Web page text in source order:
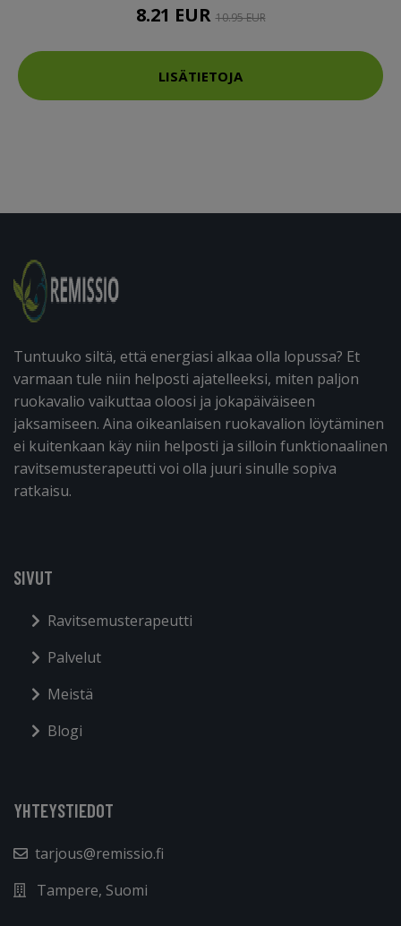
8.21 EUR10.95 EUR
LISÄTIETOJA
Tuntuuko siltä, että energiasi alkaa olla lopussa? Et
varmaan tule niin helposti ajatelleeksi, miten paljon
ruokavalio vaikuttaa oloosi ja jokapäiväiseen
jaksamiseen. Aina oikeanlaisen ruokavalion löytäminen
ei kuitenkaan käy niin helposti ja silloin funktionaalinen
ravitsemusterapeutti voi olla juuri sinulle sopiva
ratkaisu.
SIVUT
Ravitsemusterapeutti
Palvelut
Meistä
Blogi
YHTEYSTIEDOT
tarjous@remissio.fi
Tampere, Suomi